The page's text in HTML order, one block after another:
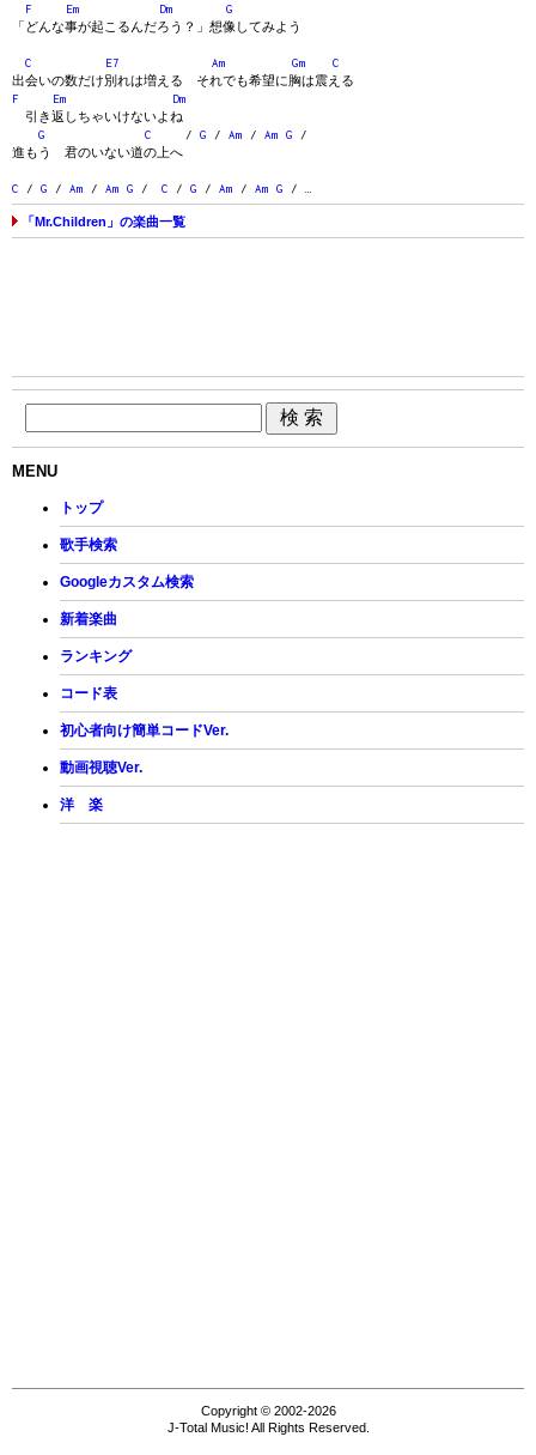
F
Em Dm
G
「どんな事が起こるんだろう？」想像してみよう
C E7 Am Gm
C
出会いの数だけ別れは増える それでも希望に胸は震える
F
Em
Dm
引き返しちゃいけないよね
G
C / G / Am / Am G /
進もう 君のいない道の上へ
C / G / Am / Am G / C / G / Am / Am G / …
「Mr.Children」の楽曲一覧
MENU
トップ
歌手検索
Googleカスタム検索
新着楽曲
ランキング
コード表
初心者向け簡単コードVer.
動画視聴Ver.
洋 楽
Copyright © 2002-2026
J-Total Music! All Rights Reserved.